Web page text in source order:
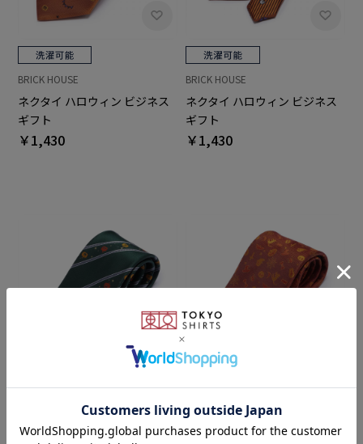
BRICK HOUSE
ネクタイ ハロウィン ビジネス
ギフト
￥1,430
BRICK HOUSE
ネクタイ ハロウィン ビジネス
ギフト
￥1,430
ネクタイ ハロウィン ビジネス
BRICK HOUSE
ネクタイ ハロウィン ビジネス